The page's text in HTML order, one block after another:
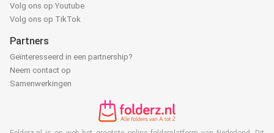
Volg ons op Youtube
Volg ons op TikTok
Partners
Geïnteresseerd in een partnership?
Neem contact op
Samenwerkingen